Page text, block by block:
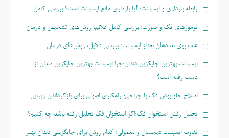
رابطه بارداری و ایمپلنت؛ آیا بارداری مانع ایمپلنت است؟ بررسی کامل
تومورهای فک و صورت؛ بررسی کامل علائم، روش‌های تشخیص و درمان
علت بوی بد دهان بعداز ایمپلنت؛ بررسی دلایل، روش‌های درمان
ایمپلنت بهترین جایگزین دندان؛چرا ایمپلنت بهترین جایگزین دندان از
دست رفته است؟
اصلاح جلو بودن فک با جراحی؛ راهکاری اصولی برای بازگرداندن زیبایی
تحلیل رفتن استخوان فک؛اگر استخوان فک تحلیل رفته باشد چه کنیم؟
تفاوت ایمپلنت دیجیتال و معمولی؛ کدام روش برای جایگزینی دندان بهتر